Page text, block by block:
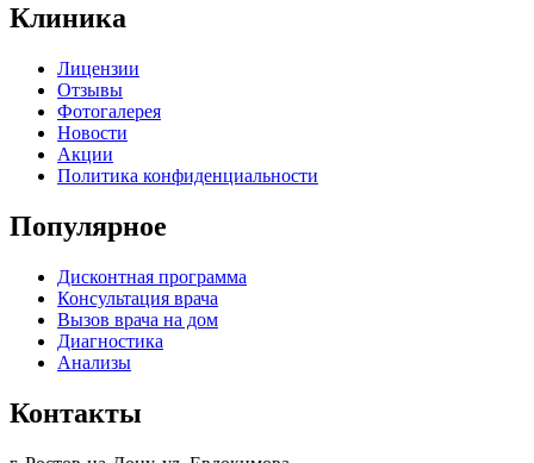
Клиника
Лицензии
Отзывы
Фотогалерея
Новости
Акции
Политика конфиденциальности
Популярное
Дисконтная программа
Консультация врача
Вызов врача на дом
Диагностика
Анализы
Контакты